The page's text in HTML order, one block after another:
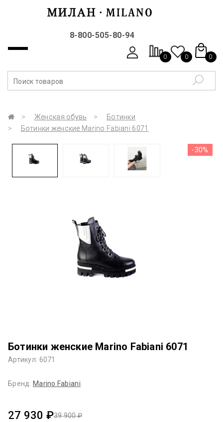
8-800-505-80-94
0 0 0
Женская обувь
Ботинки
Ботинки женские Marino Fabiani 6071
-30%
Ботинки женские Marino Fabiani 6071
Артикул: 6071
Бренд: Marino Fabiani
39 900 ₽
27 930 ₽